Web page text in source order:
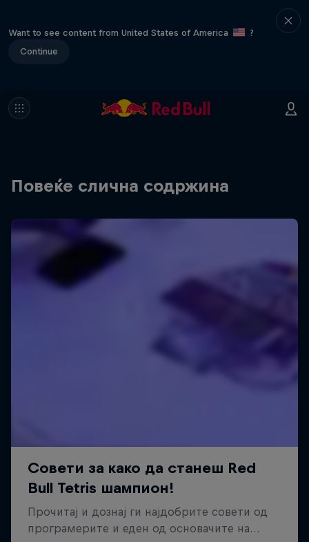
Want to see content from United States of America
?
Continue
Повеќе слична содржина